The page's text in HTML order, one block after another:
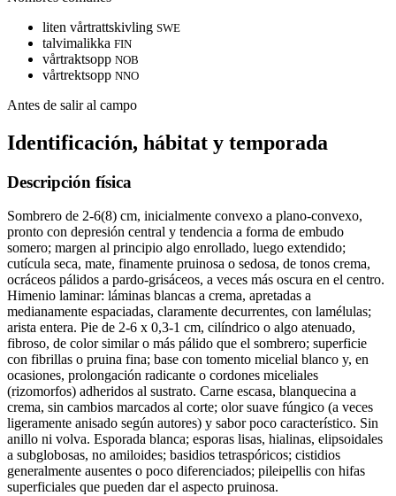
liten vårtrattskivling SWE
talvimalikka FIN
vårtraktsopp NOB
vårtrektsopp NNO
Antes de salir al campo
Identificación, hábitat y temporada
Descripción física
Sombrero de 2-6(8) cm, inicialmente convexo a plano-convexo,
pronto con depresión central y tendencia a forma de embudo
somero; margen al principio algo enrollado, luego extendido;
cutícula seca, mate, finamente pruinosa o sedosa, de tonos crema,
ocráceos pálidos a pardo-grisáceos, a veces más oscura en el centro.
Himenio laminar: láminas blancas a crema, apretadas a
medianamente espaciadas, claramente decurrentes, con lamélulas;
arista entera. Pie de 2-6 x 0,3-1 cm, cilíndrico o algo atenuado,
fibroso, de color similar o más pálido que el sombrero; superficie
con fibrillas o pruina fina; base con tomento micelial blanco y, en
ocasiones, prolongación radicante o cordones miceliales
(rizomorfos) adheridos al sustrato. Carne escasa, blanquecina a
crema, sin cambios marcados al corte; olor suave fúngico (a veces
ligeramente anisado según autores) y sabor poco característico. Sin
anillo ni volva. Esporada blanca; esporas lisas, hialinas, elipsoidales
a subglobosas, no amiloides; basidios tetraspóricos; cistidios
generalmente ausentes o poco diferenciados; pileipellis con hifas
superficiales que pueden dar el aspecto pruinosa.